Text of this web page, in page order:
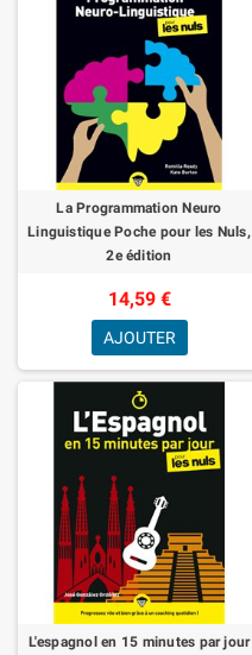
La Programmation Neuro
Linguistique Poche pour les Nuls,
2e édition
14,59 €
AJOUTER
L'espagnol en 15 minutes par jour